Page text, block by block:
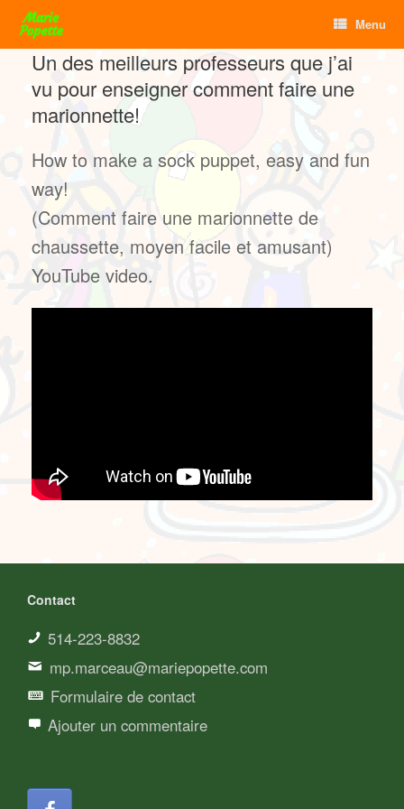
content
Menu
Un des meilleurs professeurs que j’ai
vu pour enseigner comment faire une
marionnette!
How to make a sock puppet, easy and fun
way!
(Comment faire une marionnette de
chaussette, moyen facile et amusant)
YouTube video.
Contact
514-223-8832
mp.marceau@mariepopette.com
Formulaire de contact
Ajouter un commentaire